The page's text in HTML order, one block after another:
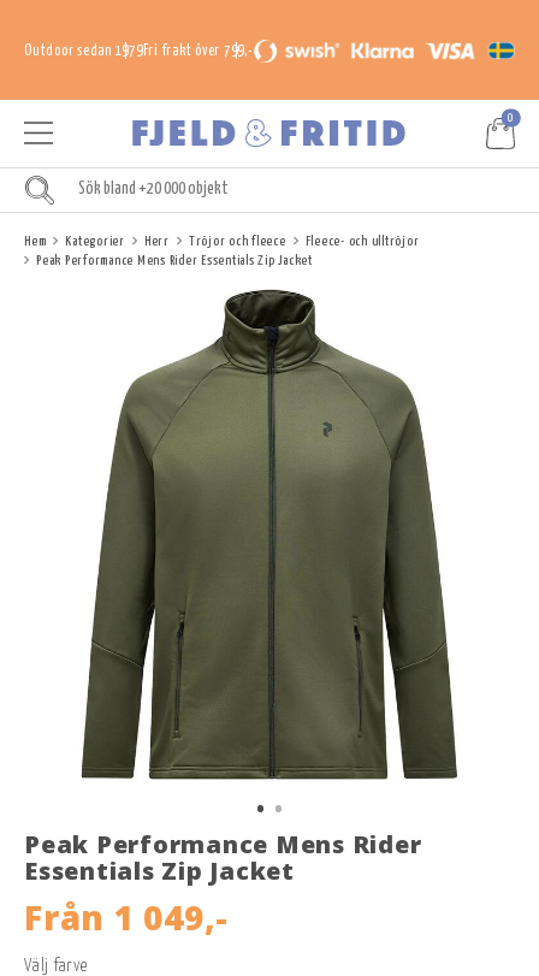
Outdoor sedan 1979Fri frakt över 799,-
0
Hem Kategorier Herr Tröjor och fleece
Fleece- och ulltröjor
Peak Performance Mens Rider Essentials Zip Jacket
Peak Performance Mens Rider
Essentials Zip Jacket
Från 1 049,-
Välj farve